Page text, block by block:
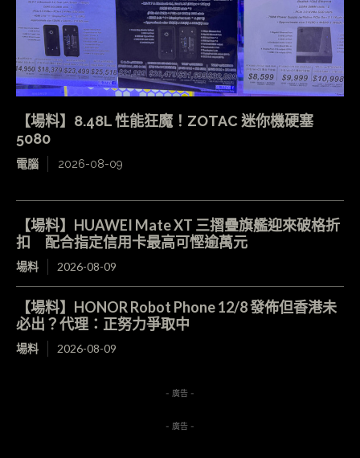
【場料】8.48L 性能狂魔！ZOTAC 迷你機硬塞
5080
電腦 2026-08-09
【場料】HUAWEI Mate XT 三摺疊旗艦迎來破格折
扣 配合指定信用卡最高可慳逾萬元
場料 2026-08-09
【場料】HONOR Robot Phone 12/8 發佈但香港未
必出？代理：正努力爭取中
場料 2026-08-09
- 廣告 -
- 廣告 -